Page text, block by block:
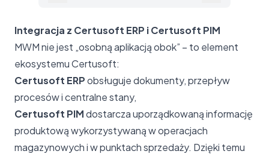
Integracja z Certusoft ERP i Certusoft PIM
MWM nie jest „osobną aplikacją obok” – to element
ekosystemu Certusoft:
Certusoft ERPobsługuje dokumenty, przepływ
procesów i centralne stany,
Certusoft PIMdostarcza uporządkowaną informację
produktową wykorzystywaną w operacjach
magazynowych i w punktach sprzedaży. Dzięki temu